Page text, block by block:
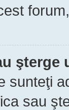
şterge
sunteţi
sau